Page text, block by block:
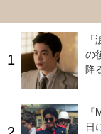
の
降
日